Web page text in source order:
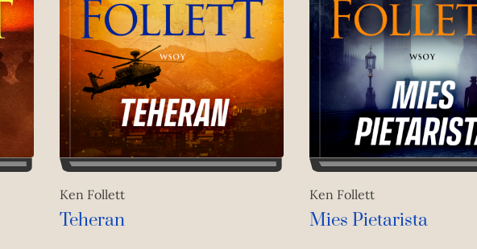
Ken Follett
Teheran
Ken Follett
Mies Pietarista